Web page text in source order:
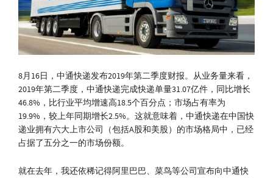
8月16日，中通快递发布2019年第二季度财报。从业务量来看，
2019年第二季度，中通快递完成快递单量31.07亿件，同比增长
46.8%，比行业平均增速高18.5个百分点；市场占有率为
19.9%，较上年同期增长2.5%。这就意味着，中通快递在中国快
递业拥有六大上市公司（包括A股和美股）的市场格局中，已经
占据了五分之一的市场份额。
就在去年，我还依稀记得阿里巴巴、菜鸟等公司宣布向中通快